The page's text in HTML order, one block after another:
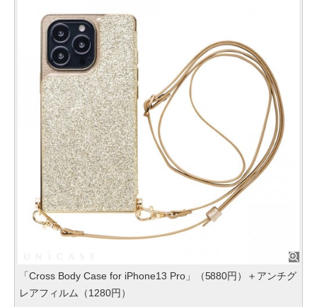
「Cross Body Case for iPhone13 Pro」（5880円）＋アンチグ
レアフィルム（1280円）